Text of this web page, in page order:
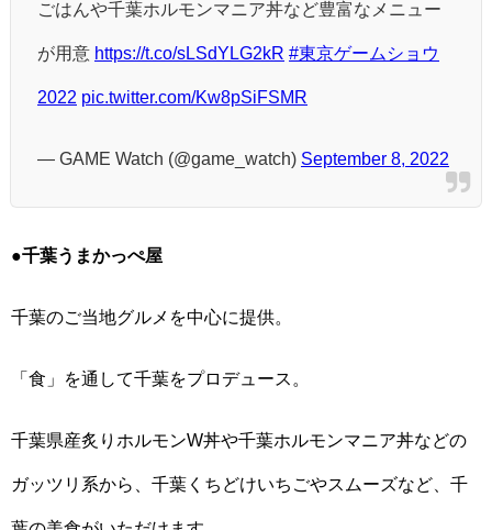
ごはんや千葉ホルモンマニア丼など豊富なメニュー
が用意 https://t.co/sLSdYLG2kR #東京ゲームショウ
2022 pic.twitter.com/Kw8pSiFSMR
— GAME Watch (@game_watch) September 8, 2022
●千葉うまかっぺ屋
千葉のご当地グルメを中心に提供。
「食」を通して千葉をプロデュース。
千葉県産炙りホルモンW丼や千葉ホルモンマニア丼などの
ガッツリ系から、千葉くちどけいちごやスムーズなど、千